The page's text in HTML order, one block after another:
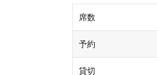
席数
予約
貸切